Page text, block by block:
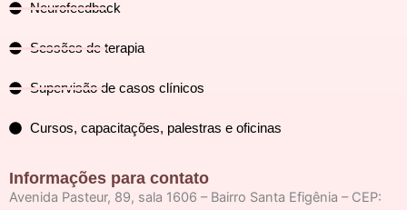
Neurofeedback
Sessões de terapia
Supervisão de casos clínicos
Cursos, capacitações, palestras e oficinas
Informações para contato
Avenida Pasteur, 89, sala 1606 – Bairro Santa Efigênia – CEP: